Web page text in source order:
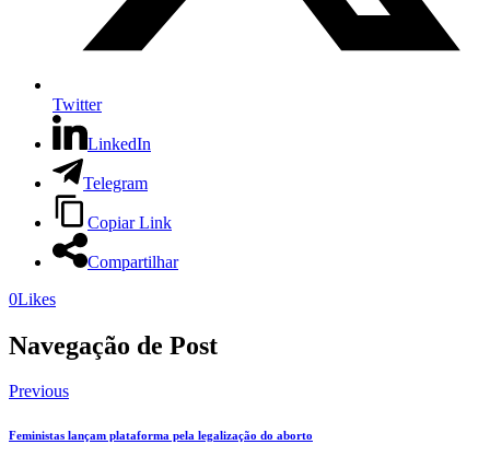
Twitter
LinkedIn
Telegram
Copiar Link
Compartilhar
0Likes
Navegação de Post
Previous
Feministas lançam plataforma pela legalização do aborto